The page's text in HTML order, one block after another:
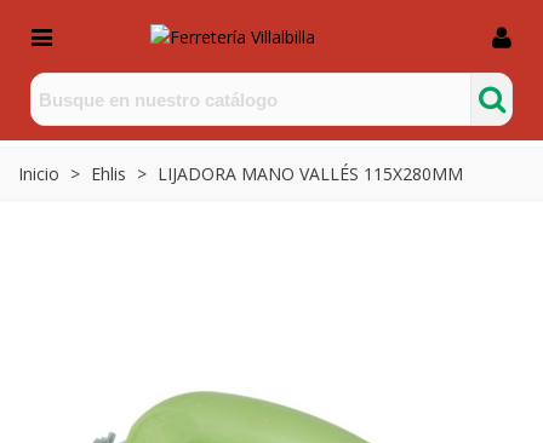
Inicio > Ehlis > LIJADORA MANO VALLÉS 115X280MM